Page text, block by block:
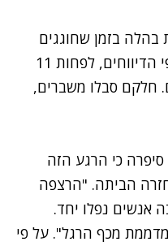
בהלה בזמן שחוגגים
נופלים בבת אחת כלפי מטה. לפי הדיווחים, לפחות 11
חלקם סבלו משברים,
כי הרגע הזה
הביתה. "הרצפה
אנשים נפלו יחד.
מכף הרגל". על פי